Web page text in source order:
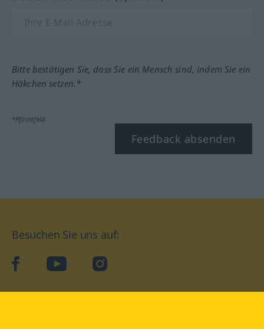
Bitte bestätigen Sie, dass Sie ein Mensch sind, indem Sie ein
Häkchen setzen.*
*Pflichtfeld
Feedback absenden
Besuchen Sie uns auf:
facebookYouTube Instagram